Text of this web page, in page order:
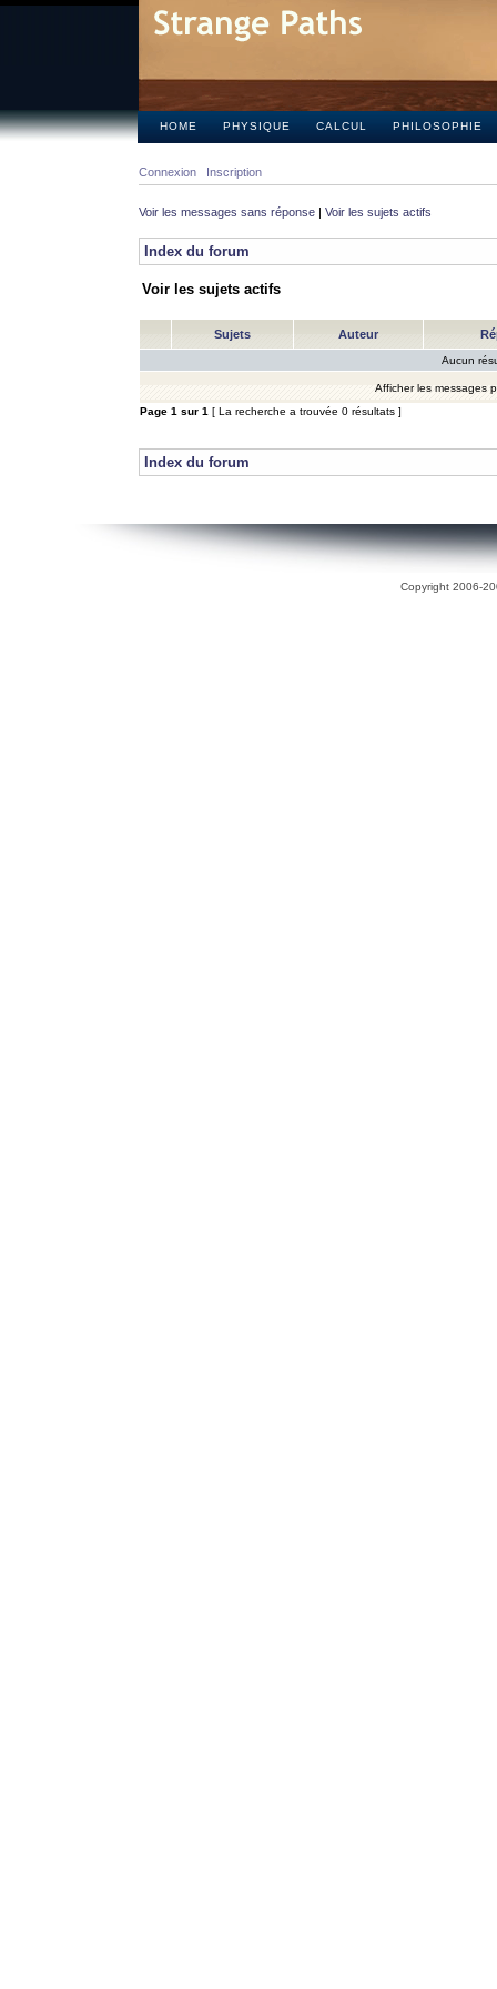
HOME PHYSIQUE CALCUL PHILOSOPHIE
Connexion Inscription
Voir les messages sans réponse | Voir les sujets actifs
Index du forum
Voir les sujets actifs
Sujets Auteur
Aucun
Afficher les messages
Page 1 sur 1 [ La recherche a trouvée 0 résultats ]
Index du forum
Copyright 2006-